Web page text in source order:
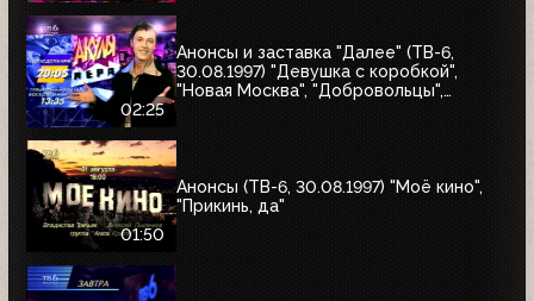
02:25
Анонсы и заставка "Далее" (ТВ-6,
30.08.1997) "Девушка с коробкой",
"Новая Москва", "Добровольцы",
01:50
Анонсы (ТВ-6, 30.08.1997) "Моё кино",
"Прикинь, да"